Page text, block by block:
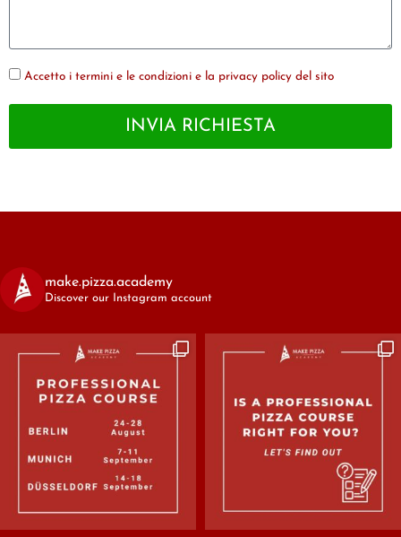
Accetto i termini e le condizioni e la privacy policy del sito
INVIA RICHIESTA
make.pizza.academy
Discover our Instagram account